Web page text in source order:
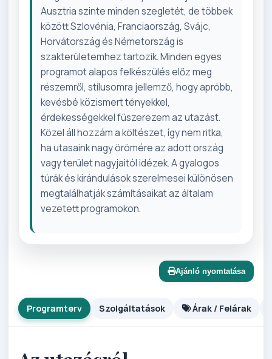
Ausztria szinte minden szegletét, de többek
között Szlovénia, Franciaország, Svájc,
Horvátország és Németország is
szakterületemhez tartozik. Minden egyes
programot alapos felkészülés előz meg
részemről, stílusomra jellemző, hogy apróbb,
kevésbé közismert tényekkel,
érdekességekkel fűszerezem az utazást.
Közel áll hozzám a költészet, így nem ritka,
ha utasaink nagy örömére az adott ország
vagy terület nagyjaitól idézek. A gyalogos
túrák és kirándulások szerelmesei különösen
megtalálhatják számításaikat az általam
vezetett programokon.
Ajánló nyomtatása
Programterv Szolgáltatások Árak / Felárak